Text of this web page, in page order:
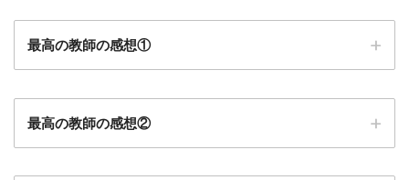
最高の教師の感想①
最高の教師の感想②